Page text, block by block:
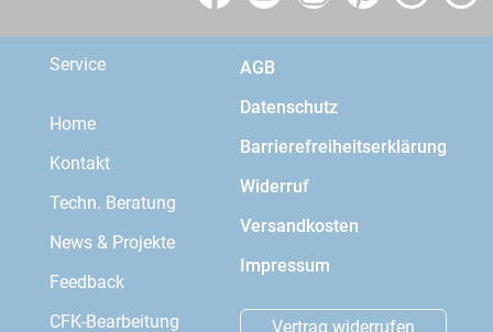
Service
Home
Kontakt
Techn. Beratung
News & Projekte
Feedback
CFK-Bearbeitung
AGB
Datenschutz
Barrierefreiheitserklärung
Widerruf
Versandkosten
Impressum
Vertrag widerrufen